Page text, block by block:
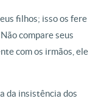
filhos; isso os fere
compare seus
com os irmãos, ele
da insistência dos